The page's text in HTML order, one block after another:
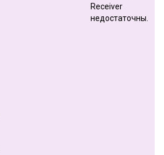
Receiver
недостаточны.